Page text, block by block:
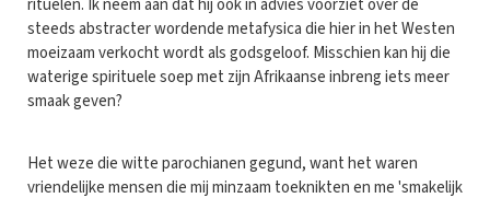
rituelen. Ik neem aan dat hij ook in advies voorziet over de
steeds abstracter wordende metafysica die hier in het Westen
moeizaam verkocht wordt als godsgeloof. Misschien kan hij die
waterige spirituele soep met zijn Afrikaanse inbreng iets meer
smaak geven?
Het weze die witte parochianen gegund, want het waren
vriendelijke mensen die mij minzaam toeknikten en me 'smakelijk